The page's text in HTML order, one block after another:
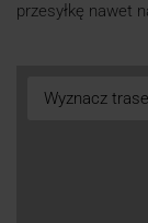
przesyłkę nawet
Wyznacz